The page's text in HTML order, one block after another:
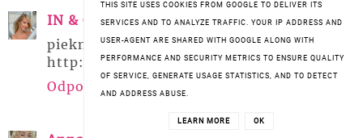
IN & OUT 5 marca 2014 11:52
pieknie wygladasz <3
http://zielonoma.blogspot.it/
Odpowiedz
THIS SITE USES COOKIES FROM GOOGLE TO DELIVER ITS
SERVICES AND TO ANALYZE TRAFFIC. YOUR IP ADDRESS AND
USER-AGENT ARE SHARED WITH GOOGLE ALONG WITH
PERFORMANCE AND SECURITY METRICS TO ENSURE QUALITY
OF SERVICE, GENERATE USAGE STATISTICS, AND TO DETECT
AND ADDRESS ABUSE.
LEARN MORE OK